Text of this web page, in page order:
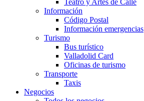
Teatro y Artes de Calle
Información
Código Postal
Información emergencias
Turismo
Bus turístico
Valladolid Card
Oficinas de turismo
Transporte
Taxis
Negocios